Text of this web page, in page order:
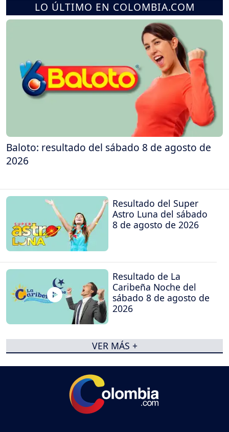
LO ÚLTIMO EN COLOMBIA.COM
Baloto: resultado del sábado 8 de agosto de
2026
Resultado del Super
Astro Luna del sábado
8 de agosto de 2026
Resultado de La
Caribeña Noche del
sábado 8 de agosto de
2026
VER MÁS +